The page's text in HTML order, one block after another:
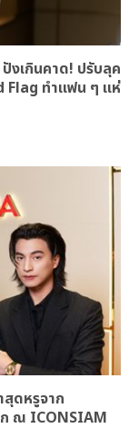
งเกินคาด! ปรับลุค
Flag ทำแฟน ๆ แห่
สุดหรูจาก
ณ ICONSIAM